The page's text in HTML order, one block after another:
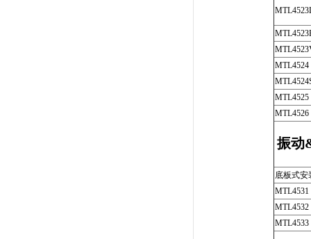
MTL4524
MTL4525
MTL4526
振动
底板式安
MTL4531
MTL4532
MTL4533